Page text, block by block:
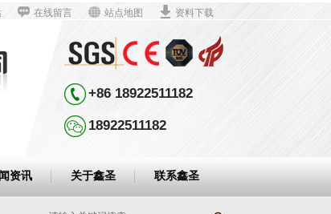
在线留言 站点地图 资料下载
+86 18922511182
18922511182
资讯 关于鑫圣 联系鑫圣